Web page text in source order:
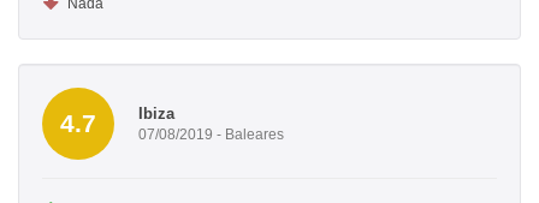
Nada
4.7 Ibiza
07/08/2019 - Baleares